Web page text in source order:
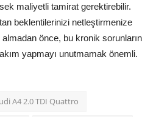
maliyetli tamirat gerektirebilir.
beklentilerinizi netleştirmenize
almadan önce, bu kronik sorunların
yapmayı unutmamak önemli.
A4 2.0 TDI Quattro